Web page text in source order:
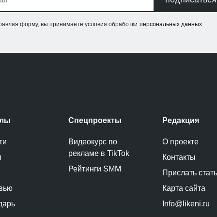
форму, вы принимаете условия обработки персональных данных
Спецпроекты
Видеокурс по
рекламе в TikTok
Рейтинги SMM
Редакция
О проекте
Контакты
Прислать
Карта сайта
Info@likeni.ru